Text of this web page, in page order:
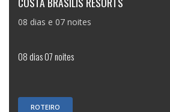
08 dias e 07 noites
08 dias 07 noites
ROTEIRO